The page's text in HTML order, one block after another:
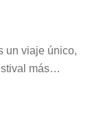
un viaje único,
más
por sus
y 12 días,